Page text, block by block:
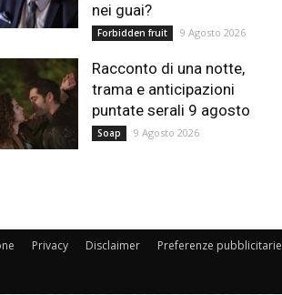
nei guai?
Forbidden fruit 9 Agosto 2026
Racconto di una notte,
trama e anticipazioni
puntate serali 9 agosto
Soap 9 Agosto 2026
Privacy Disclaimer Preferenze pubblicitarie